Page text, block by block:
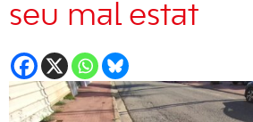
seu mal estat